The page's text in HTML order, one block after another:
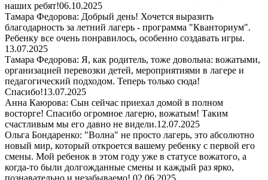
наших ребят!06.10.2025
Тамара Федорова: Добрый день! Хочется выразить
благодарность за летний лагерь - программа "Кванториум".
Ребенку все очень понравилось, особенно создавать игры.
13.07.2025
Тамара Федорова: Я, как родитель, тоже довольна: вожатыми,
организацией перевозки детей, мероприятиями в лагере и
педагогический подходом. Теперь только сюда!
Спасибо!13.07.2025
Анна Каюрова: Сын сейчас приехал домой в полном
восторге! Спасибо огромное лагерю, вожатым! Таким
счастливым мы его давно не видели.12.07.2025
Ольга Бондаренко: "Волна" не просто лагерь, это абсолютно
новый мир, который откроется вашему ребенку с первой его
смены. Мой ребенок в этом году уже в статусе вожатого, а
когда-то были долгожданные смены и каждый раз ярко,
познавательно и незабываемо! 02.06.2025